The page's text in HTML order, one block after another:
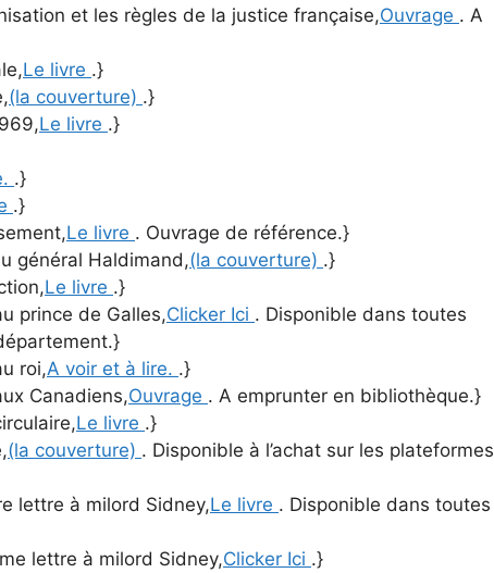
et les règles de la justice française,Ouvrage . A
Le livre .}
(la couverture) .}
Le livre .}
.}
.}
Le livre . Ouvrage de référence.}
général Haldimand,(la couverture) .}
Le livre .}
prince de Galles,Clicker Ici . Disponible dans toutes
roi,A voir et à lire. .}
Canadiens,Ouvrage . A emprunter en bibliothèque.}
Le livre .}
(la couverture) . Disponible à l’achat sur les plateformes
lettre à milord Sidney,Le livre . Disponible dans toutes
lettre à milord Sidney,Clicker Ici .}